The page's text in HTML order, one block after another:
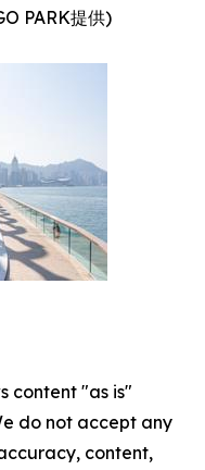
PARK提供)
content "as is"
do not accept any
content,